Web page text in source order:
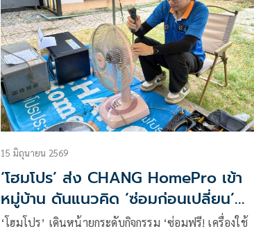
15 มิถุนายน 2569
‘โฮมโปร’ ส่ง CHANG HomePro เข้า
หมู่บ้าน ดันแนวคิด ‘ซ่อมก่อนเปลี่ยน’
ลดภาระค่าใช้จ่าย ดูแลชุมชนแล้วกว่า
‘โฮมโปร’ เดินหน้ายกระดับกิจกรรม ‘ซ่อมฟรี! เครื่องใช้